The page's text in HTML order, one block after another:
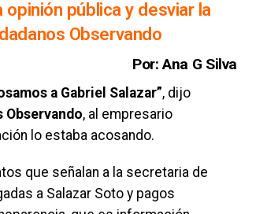
pública y desviar la
Observando
Por: Ana G Silva
a Gabriel Salazar”, dijo
Observando, al empresario
lo estaba acosando.
que señalan a la secretaria de
a Salazar Soto y pagos